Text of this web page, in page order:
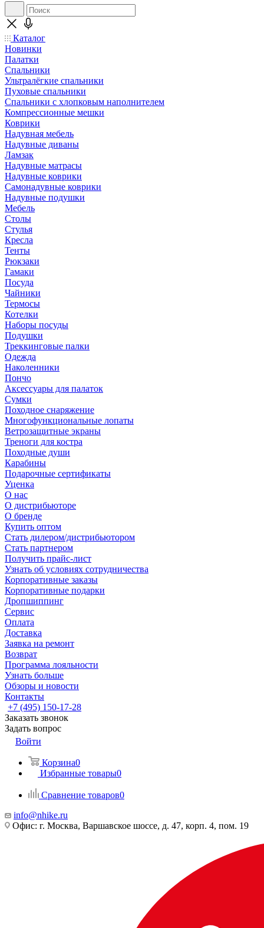
Каталог
Новинки
Палатки
Спальники
Ультралёгкие спальники
Пуховые спальники
Спальники с хлопковым наполнителем
Компрессионные мешки
Коврики
Надувная мебель
Надувные диваны
Ламзак
Надувные матрасы
Надувные коврики
Самонадувные коврики
Надувные подушки
Мебель
Столы
Стулья
Кресла
Тенты
Рюкзаки
Гамаки
Посуда
Чайники
Термосы
Котелки
Наборы посуды
Подушки
Треккинговые палки
Одежда
Наколенники
Пончо
Аксессуары для палаток
Сумки
Походное снаряжение
Многофункциональные лопаты
Ветрозащитные экраны
Треноги для костра
Походные души
Карабины
Подарочные сертификаты
Уценка
О нас
О дистрибьюторе
О бренде
Купить оптом
Стать дилером/дистрибьютором
Стать партнером
Получить прайс-лист
Узнать об условиях сотрудничества
Корпоративные заказы
Корпоративные подарки
Дропшиппинг
Сервис
Оплата
Доставка
Заявка на ремонт
Возврат
Программа лояльности
Узнать больше
Обзоры и новости
Контакты
+7 (495) 150-17-28
Заказать звонок
Задать вопрос
Войти
Корзина0
Избранные товары0
Сравнение товаров0
info@nhike.ru
Офис: г. Москва, Варшавское шоссе, д. 47, корп. 4, пом. 19